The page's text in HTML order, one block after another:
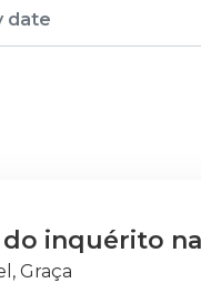
inquérito
Graça